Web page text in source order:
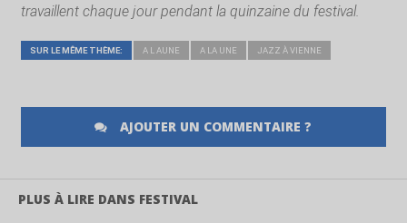
travaillent chaque jour pendant la quinzaine du festival.
SUR LE MÊME THÈME: A L AUNE A LA UNE JAZZ À VIENNE
AJOUTER UN COMMENTAIRE ?
PLUS À LIRE DANS FESTIVAL